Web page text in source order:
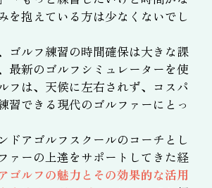
を抱えている方は少なくないでし
ゴルフ練習の時間確保は大きな課
最新のゴルフシミュレーターを使
フは、天候に左右されず、コスパ
習できる現代のゴルファーにとっ
ドアゴルフスクールのコーチとし
ァーの上達をサポートしてきた経
ゴルフの魅力とその効果的な活用